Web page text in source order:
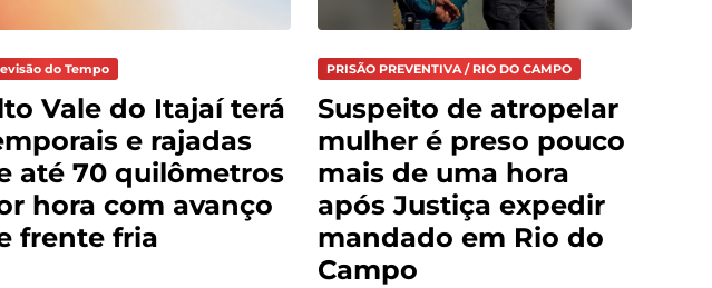
do Tempo
Vale do Itajaí terá
e rajadas
até 70 quilômetros
hora com avanço
frente fria
PRISÃO PREVENTIVA / RIO DO CAMPO
Suspeito de atropelar
mulher é preso pouco
mais de uma hora
após Justiça expedir
mandado em Rio do
Campo